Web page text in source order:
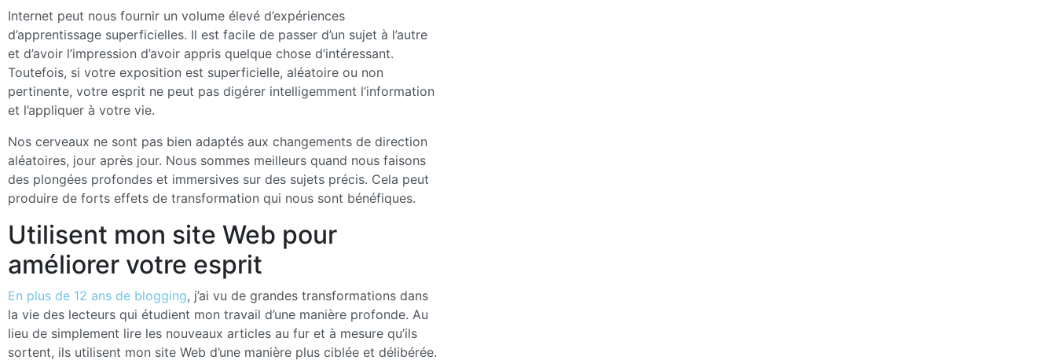
Internet peut nous fournir un volume élevé d’expériences
d’apprentissage superficielles. Il est facile de passer d’un sujet à l’autre
et d’avoir l’impression d’avoir appris quelque chose d’intéressant.
Toutefois, si votre exposition est superficielle, aléatoire ou non
pertinente, votre esprit ne peut pas digérer intelligemment l’information
et l’appliquer à votre vie.
Nos cerveaux ne sont pas bien adaptés aux changements de direction
aléatoires, jour après jour. Nous sommes meilleurs quand nous faisons
des plongées profondes et immersives sur des sujets précis. Cela peut
produire de forts effets de transformation qui nous sont bénéfiques.
Utilisent mon site Web pour
améliorer votre esprit
En plus de 12 ans de blogging, j’ai vu de grandes transformations dans
la vie des lecteurs qui étudient mon travail d’une manière profonde. Au
lieu de simplement lire les nouveaux articles au fur et à mesure qu’ils
sortent, ils utilisent mon site Web d’une manière plus ciblée et délibérée.